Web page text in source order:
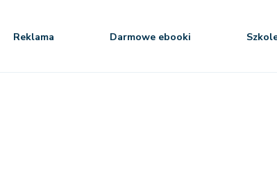
Reklama Darmowe ebooki